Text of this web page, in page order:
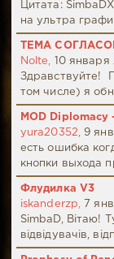
Цитата:
на ультра
ТЕМА
Nolte,
10 января
Здравствуйте!
том числе) я
MOD Diplomacy
yura20352, 9
есть ошибка
кнопки выхода
Флудилка V3
iskanderzp, 7
SimbaD, Вітаю!
відвідувачів,